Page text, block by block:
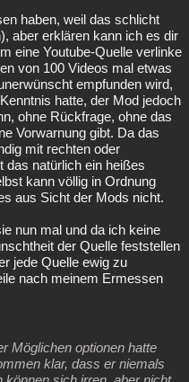
haben, weil das schlicht
aber erklären kann ich es dir
eine Youtube-Quelle verlinke
von 100 Videos mal etwas
empfunden wird,
hatte, der Mod jedoch
ohne Rückfrage, ohne das
Vorwarnung gibt. Da das
mit rechten oder
das natürlich ein heißes
kann völlig in Ordnung
aus Sicht der Mods nicht.
nun mal und da ich keine
der Quelle feststellen
jede Quelle ewig zu
nach meinem Ermessen
Möglichen optionen hatte
klar, dass er niemals